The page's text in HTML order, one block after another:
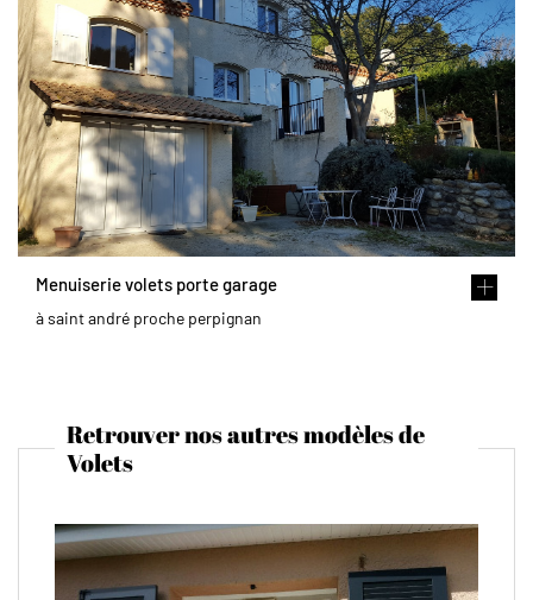
Menuiserie volets porte garage
à saint andré proche perpignan
Retrouver nos autres modèles de
Volets